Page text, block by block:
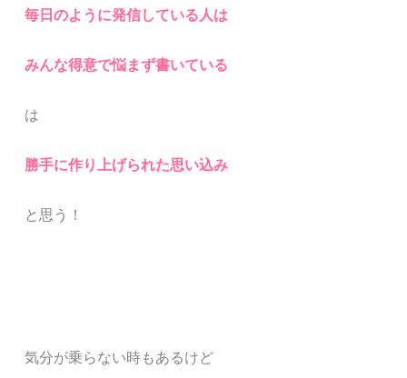
毎日のように発信している人は
みんな得意で悩まず書いている
は
勝手に作り上げられた思い込み
と思う！
気分が乗らない時もあるけど